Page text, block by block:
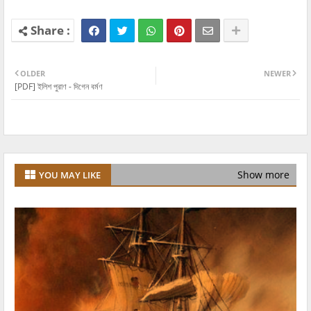
NEWER
OLDER
[PDF] ইলিশ পুরাণ - দিগেন বর্মণ
YOU MAY LIKE Show more